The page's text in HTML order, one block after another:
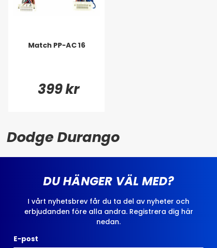
Match PP-AC 16
399 kr
Dodge Durango
DU HÄNGER VÄL MED?
I vårt nyhetsbrev får du ta del av nyheter och
erbjudanden före alla andra. Registrera dig här
nedan.
E-post